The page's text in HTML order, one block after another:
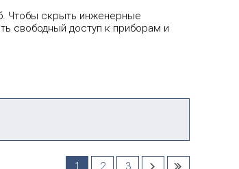
Чтобы скрыть инженерные
свободный доступ к приборам и
1 2 3